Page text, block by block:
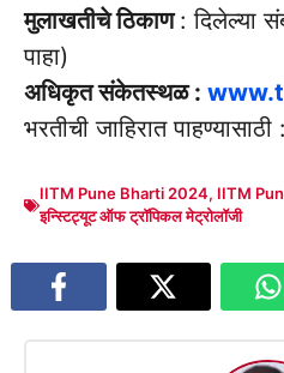
मुलाखतीचे ठिकाण: दिलेल्या
पाहा)
अधिकृत संकेतस्थळ :
भरतीची जाहिरात
IITM Pune Bharti 2024, IITM
इन्स्टिट्यूट ऑफ ट्रॉपिकल मेट्रोलॉजी